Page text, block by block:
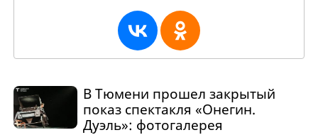
В Тюмени прошел закрытый
показ спектакля «Онегин.
Дуэль»: фотогалерея